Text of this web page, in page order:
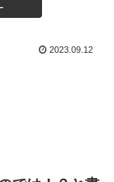
2023.09.12